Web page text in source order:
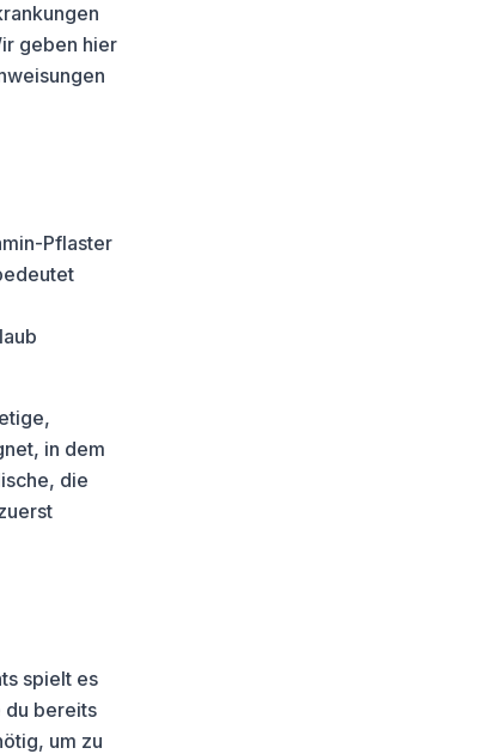
geben hier
Pflaster
in dem
die
spielt es
du bereits
um zu